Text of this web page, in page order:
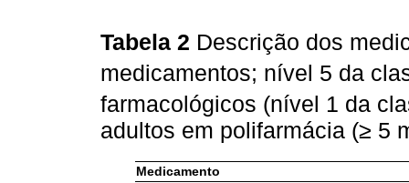
Tabela 2 Descrição dos
medicamentos; nível 5 da
farmacológicos (nível 1 da
adultos em polifarmácia (≥ 5
Medicamento